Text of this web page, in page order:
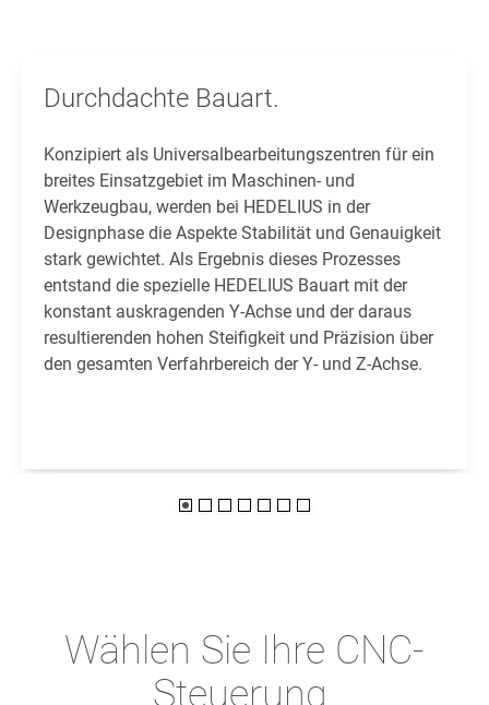
Durchdachte Bauart.
Konzipiert als Universalbearbeitungszentren für ein
breites Einsatzgebiet im Maschinen- und
Werkzeugbau, werden bei HEDELIUS in der
Designphase die Aspekte Stabilität und Genauigkeit
stark gewichtet. Als Ergebnis dieses Prozesses
entstand die spezielle HEDELIUS Bauart mit der
konstant auskragenden Y-Achse und der daraus
resultierenden hohen Steifigkeit und Präzision über
den gesamten Verfahrbereich der Y- und Z-Achse.
Wählen Sie Ihre CNC-
Steuerung.